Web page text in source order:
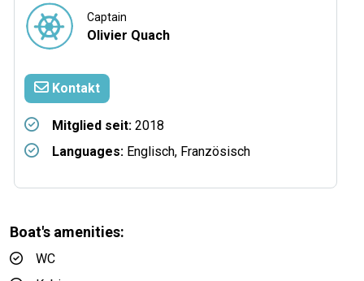
Captain
Olivier Quach
Kontakt
Mitglied seit: 2018
Languages: Englisch, Französisch
Boat's amenities:
WC